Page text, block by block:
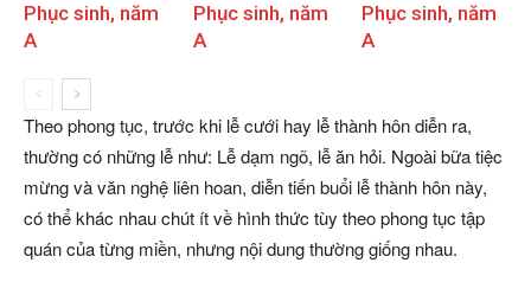
Phục sinh, năm
A
Phục sinh, năm
A
Phục sinh, năm
A
Theo phong tục, trước khi lễ cưới hay lễ thành hôn diễn ra,
thường có những lễ như: Lễ dạm ngõ, lễ ăn hỏi. Ngoài bữa tiệc
mừng và văn nghệ liên hoan, diễn tiến buổi lễ thành hôn này,
có thể khác nhau chút ít về hình thức tùy theo phong tục tập
quán của từng miền, nhưng nội dung thường giống nhau.